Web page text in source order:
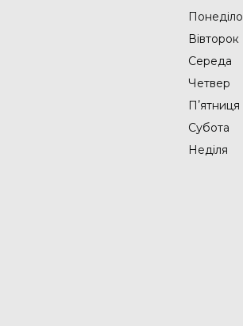
Вівторок
Середа
Четвер
Пʼятниця
Субота
Неділя